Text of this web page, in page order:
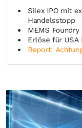
Silex IPO mit
Handelsstopp
MEMS
Erlöse für USA
Report: